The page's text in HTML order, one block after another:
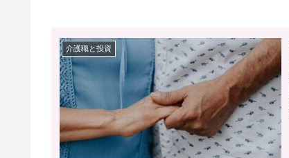
介護職と投資